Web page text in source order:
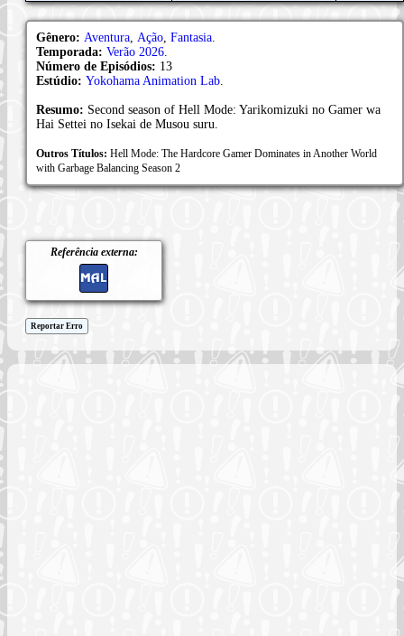
Gênero: Aventura Ação Fantasia
Temporada: Verão 2026
Número de Episódios: 13
Estúdio: Yokohama Animation Lab
Resumo: Second season of Hell Mode: Yarikomizuki no Gamer wa
Hai Settei no Isekai de Musou suru.
Outros Títulos: Hell Mode: The Hardcore Gamer Dominates in Another World
with Garbage Balancing Season 2
Referência externa:
Reportar Erro